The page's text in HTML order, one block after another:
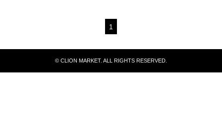
1
© CLION MARKET. ALL RIGHTS RESERVED.